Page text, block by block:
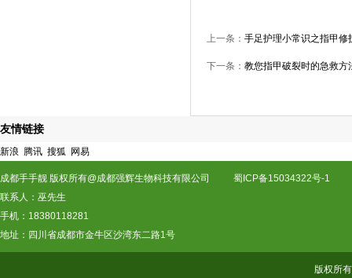
上一条： 手足护理小常识之指甲修
下一条： 教您指甲破裂时的急救方
友情链接
新浪 腾讯 搜狐 网易
成都手手靓 版权所有@成都强辉生物科技有限公司 蜀ICP备15034322号-1
联系人：巫先生
手机：18380118281
地址：四川省成都市金牛区沙湾东二路1号
版权所